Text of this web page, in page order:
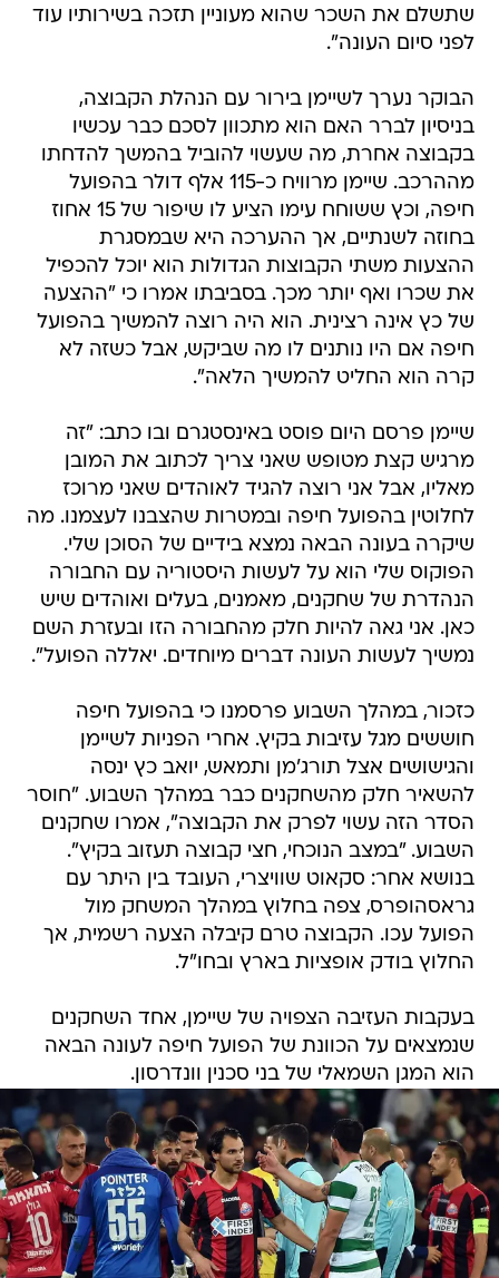
שתשלם את השכר שהוא מעוניין תזכה בשירותיו עוד
לפני סיום העונה".
הבוקר נערך לשיימן בירור עם הנהלת הקבוצה,
בניסיון לברר האם הוא מתכוון לסכם כבר עכשיו
בקבוצה אחרת, מה שעשוי להוביל בהמשך להדחתו
מההרכב. שיימן מרוויח כ-115 אלף דולר בהפועל
חיפה, וכץ ששוחח עימו הציע לו שיפור של 15 אחוז
בחוזה לשנתיים, אך ההערכה היא שבמסגרת
ההצעות משתי הקבוצות הגדולות הוא יוכל להכפיל
את שכרו ואף יותר מכך. בסביבתו אמרו כי "ההצעה
של כץ אינה רצינית. הוא היה רוצה להמשיך בהפועל
חיפה אם היו נותנים לו מה שביקש, אבל כשזה לא
קרה הוא החליט להמשיך הלאה".
שיימן פרסם היום פוסט באינסטגרם ובו כתב: "זה
מרגיש קצת מטופש שאני צריך לכתוב את המובן
מאליו, אבל אני רוצה להגיד לאוהדים שאני מרוכז
לחלוטין בהפועל חיפה ובמטרות שהצבנו לעצמנו. מה
שיקרה בעונה הבאה נמצא בידיים של הסוכן שלי.
הפוקוס שלי הוא על לעשות היסטוריה עם החבורה
הנהדרת של שחקנים, מאמנים, בעלים ואוהדים שיש
כאן. אני גאה להיות חלק מהחבורה הזו ובעזרת השם
נמשיך לעשות העונה דברים מיוחדים. יאללה הפועל".
כזכור, במהלך השבוע פרסמנו כי בהפועל חיפה
חוששים מגל עזיבות בקיץ. אחרי הפניות לשיימן
והגישושים אצל תורג'מן ותמאש, יואב כץ ינסה
להשאיר חלק מהשחקנים כבר במהלך השבוע. "חוסר
הסדר הזה עשוי לפרק את הקבוצה", אמרו שחקנים
השבוע. "במצב הנוכחי, חצי קבוצה תעזוב בקיץ".
בנושא אחר: סקאוט שוויצרי, העובד בין היתר עם
גראסהופרס, צפה בחלוץ במהלך המשחק מול
הפועל עכו. הקבוצה טרם קיבלה הצעה רשמית, אך
החלוץ בודק אופציות בארץ ובחו"ל.
בעקבות העזיבה הצפויה של שיימן, אחד השחקנים
שנמצאים על הכוונת של הפועל חיפה לעונה הבאה
הוא המגן השמאלי של בני סכנין וונדרסון.